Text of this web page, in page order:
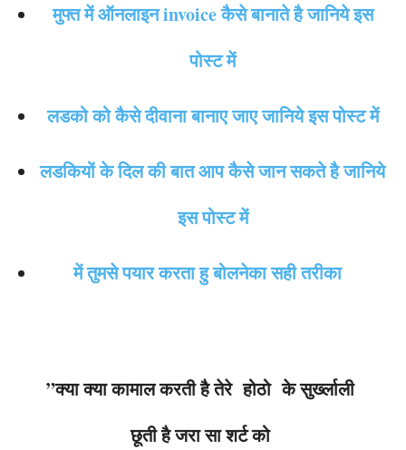
मुफ्त में ऑनलाइन invoice कैसे बानाते है जानिये इस
पोस्ट में
लडको को कैसे दीवाना बानाए जाए जानिये इस पोस्ट में
लडकियों के दिल की बात आप कैसे जान सकते है जानिये
इस पोस्ट में
में तुमसे पयार करता हु बोलनेका सही तरीका
”क्या क्या कामाल करती है तेरे होठो के सुर्ख्लाली
छूती है जरा सा शर्ट को